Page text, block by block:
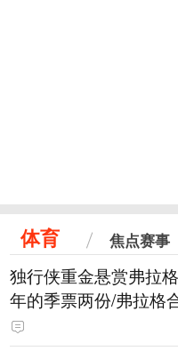
体育 焦点赛事
独行侠重金悬赏弗拉
年的季票两份/弗拉格